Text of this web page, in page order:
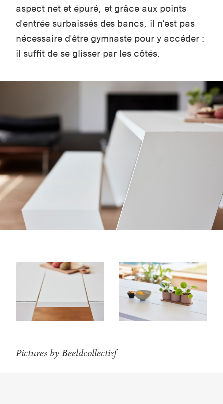
aspect net et épuré, et grâce aux points
d'entrée surbaissés des bancs, il n'est pas
nécessaire d'être gymnaste pour y accéder :
il suffit de se glisser par les côtés.
Pictures by Beeldcollectief